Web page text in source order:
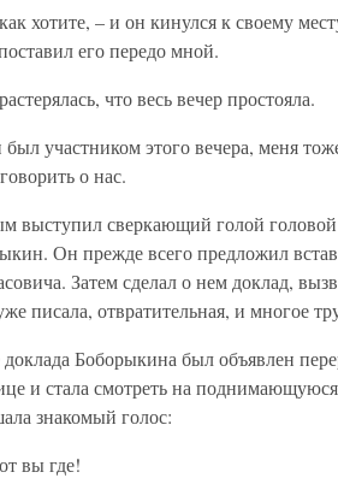
хотите, – и он кинулся к своему
его передо мной.
что весь вечер простояла.
участником этого вечера, меня
о нас.
выступил сверкающий голой
Он прежде всего предложил
Затем сделал о нем доклад,
писала, отвратительная, и многое
Боборыкина был объявлен
и стала смотреть на
знакомый голос:
вы где!